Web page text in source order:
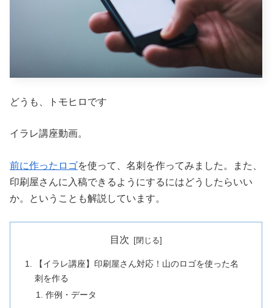
どうも、トモヒロです
イラレ講座動画。
前に作ったロゴを使って、名刺を作ってみました。また、
印刷屋さんに入稿できるようにするにはどうしたらいい
か。ということも解説しています。
目次
【イラレ講座】印刷屋さん対応！山のロゴを使った名
刺を作る
作例・データ